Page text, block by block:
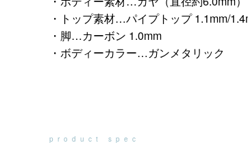
・トップ素材…パイプトップ 1.1mm/
・脚…カーボン 1.0mm
・ボディーカラー…ガンメタリック
product spec